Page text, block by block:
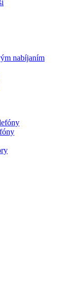
nabíjaním